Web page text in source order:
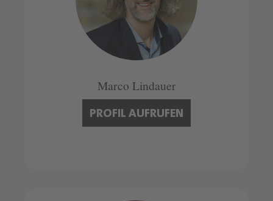
Marco Lindauer
PROFIL AUFRUFEN